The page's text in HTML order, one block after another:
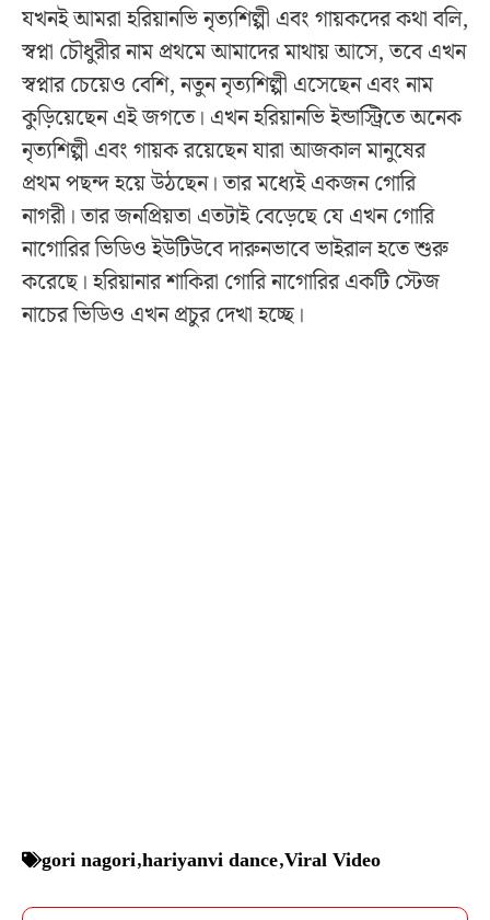
যখনই আমরা হরিয়ানভি নৃত্যশিল্পী এবং গায়কদের কথা বলি,
স্বপ্না চৌধুরীর নাম প্রথমে আমাদের মাথায় আসে, তবে এখন
স্বপ্নার চেয়েও বেশি, নতুন নৃত্যশিল্পী এসেছেন এবং নাম
কুড়িয়েছেন এই জগতে। এখন হরিয়ানভি ইন্ডাস্ট্রিতে অনেক
নৃত্যশিল্পী এবং গায়ক রয়েছেন যারা আজকাল মানুষের
প্রথম পছন্দ হয়ে উঠছেন। তার মধ্যেই একজন গোরি
নাগরী। তার জনপ্রিয়তা এতটাই বেড়েছে যে এখন গোরি
নাগোরির ভিডিও ইউটিউবে দারুনভাবে ভাইরাল হতে শুরু
করেছে। হরিয়ানার শাকিরা গোরি নাগোরির একটি স্টেজ
নাচের ভিডিও এখন প্রচুর দেখা হচ্ছে।
gori nagori,hariyanvi dance,Viral Video